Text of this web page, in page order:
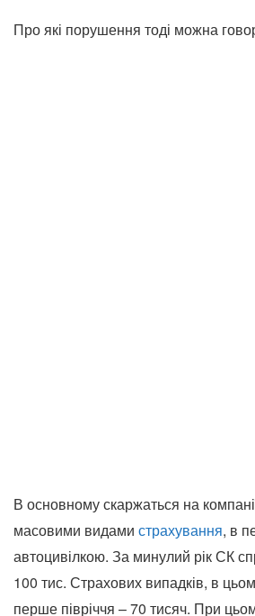
Про які порушення тоді можна
В основному скаржаться на
масовими видами страхування, в
автоцивілкою. За минулий рік СК
100 тис. Страхових випадків, в
перше півріччя – 70 тисяч. При